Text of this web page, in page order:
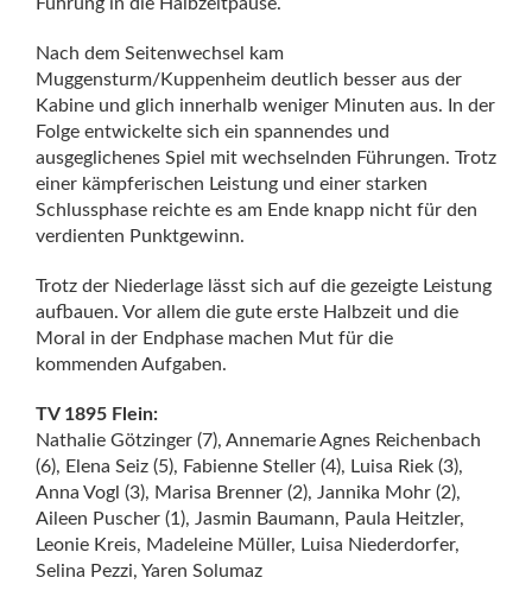
Nach dem Seitenwechsel kam
Muggensturm/Kuppenheim deutlich besser aus der
Kabine und glich innerhalb weniger Minuten aus. In der
Folge entwickelte sich ein spannendes und
ausgeglichenes Spiel mit wechselnden Führungen. Trotz
einer kämpferischen Leistung und einer starken
Schlussphase reichte es am Ende knapp nicht für den
verdienten Punktgewinn.
Trotz der Niederlage lässt sich auf die gezeigte Leistung
aufbauen. Vor allem die gute erste Halbzeit und die
Moral in der Endphase machen Mut für die
kommenden Aufgaben.
TV 1895 Flein:
Nathalie Götzinger (7), Annemarie Agnes Reichenbach
(6), Elena Seiz (5), Fabienne Steller (4), Luisa Riek (3),
Anna Vogl (3), Marisa Brenner (2), Jannika Mohr (2),
Aileen Puscher (1), Jasmin Baumann, Paula Heitzler,
Leonie Kreis, Madeleine Müller, Luisa Niederdorfer,
Selina Pezzi, Yaren Solumaz